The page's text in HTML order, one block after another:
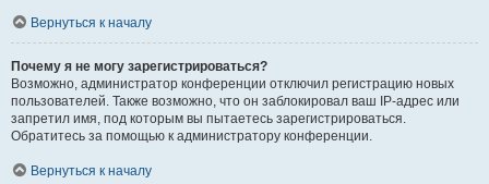
Вернуться к началу
Почему я не могу зарегистрироваться?
Возможно, администратор конференции отключил регистрацию новых
пользователей. Также возможно, что он заблокировал ваш IP-адрес или
запретил имя, под которым вы пытаетесь зарегистрироваться.
Обратитесь за помощью к администратору конференции.
Вернуться к началу